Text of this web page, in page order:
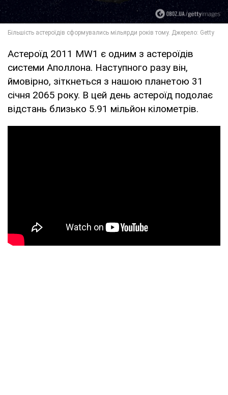
Астероїд 2011 MW1 є одним з астероїдів
системи Аполлона. Наступного разу він,
ймовірно, зіткнеться з нашою планетою 31
січня 2065 року. В цей день астероїд подолає
відстань близько 5.91 мільйон кілометрів.